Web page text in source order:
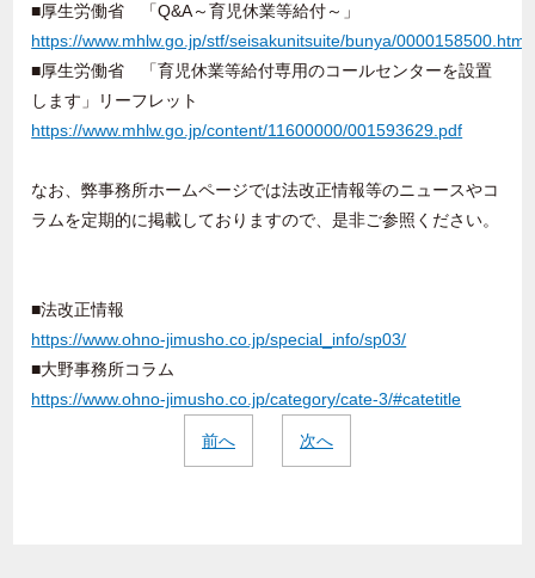
■厚生労働省 「Q&A～育児休業等給付～」
https://www.mhlw.go.jp/stf/seisakunitsuite/bunya/0000158500.html
■厚生労働省 「育児休業等給付専用のコールセンターを設置
します」リーフレット
https://www.mhlw.go.jp/content/11600000/001593629.pdf
なお、弊事務所ホームページでは法改正情報等のニュースやコ
ラムを定期的に掲載しておりますので、是非ご参照ください。
■法改正情報
https://www.ohno-jimusho.co.jp/special_info/sp03/
■大野事務所コラム
https://www.ohno-jimusho.co.jp/category/cate-3/#catetitle
前へ 次へ